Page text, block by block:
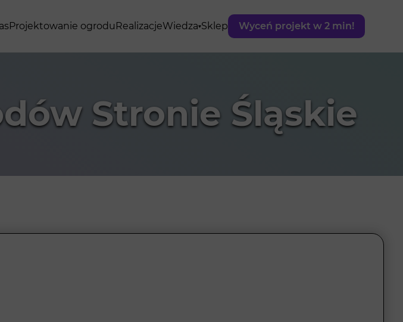
Projektowanie ogrodu RealizacjeWiedza Sklep Wyceń projekt w 2 min!
Stronie Śląskie